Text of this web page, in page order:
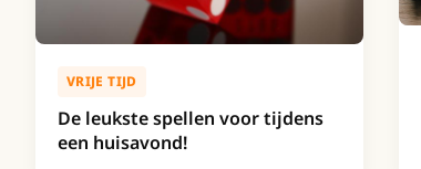
VRIJE TIJD
De leukste spellen voor tijdens
een huisavond!